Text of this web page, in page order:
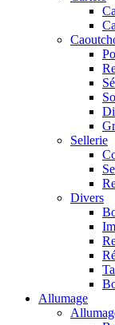
Sellerie
Divers
Allumage